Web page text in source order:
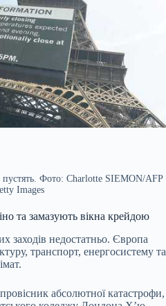
Фото: Charlotte SIEMON/AFP
Images
та замазують вікна крейдою
заходів недостатньо. Європа
транспорт, енергосистему та
абсолютної катастрофи,